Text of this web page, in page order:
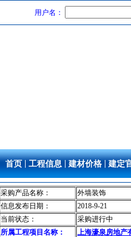
用户名：
首页 工程信息 建材价格 建定
采购产品名称：
外墙装饰
信息发布日期：
2018-9-21
当前状态：
采购进行中
所属工程项目名称：
上海濠泉房地产